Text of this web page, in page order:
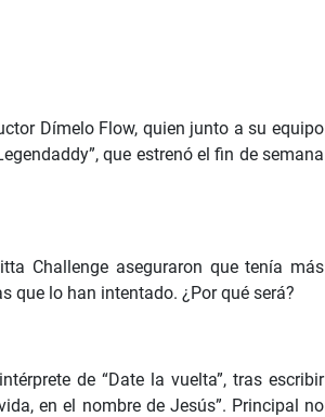
Dímelo Flow, quien junto a su equipo
que estrenó el fin de semana
Challenge aseguraron que tenía más
que lo han intentado. ¿Por qué será?
de “Date la vuelta”, tras escribir
en el nombre de Jesús”. Principal no